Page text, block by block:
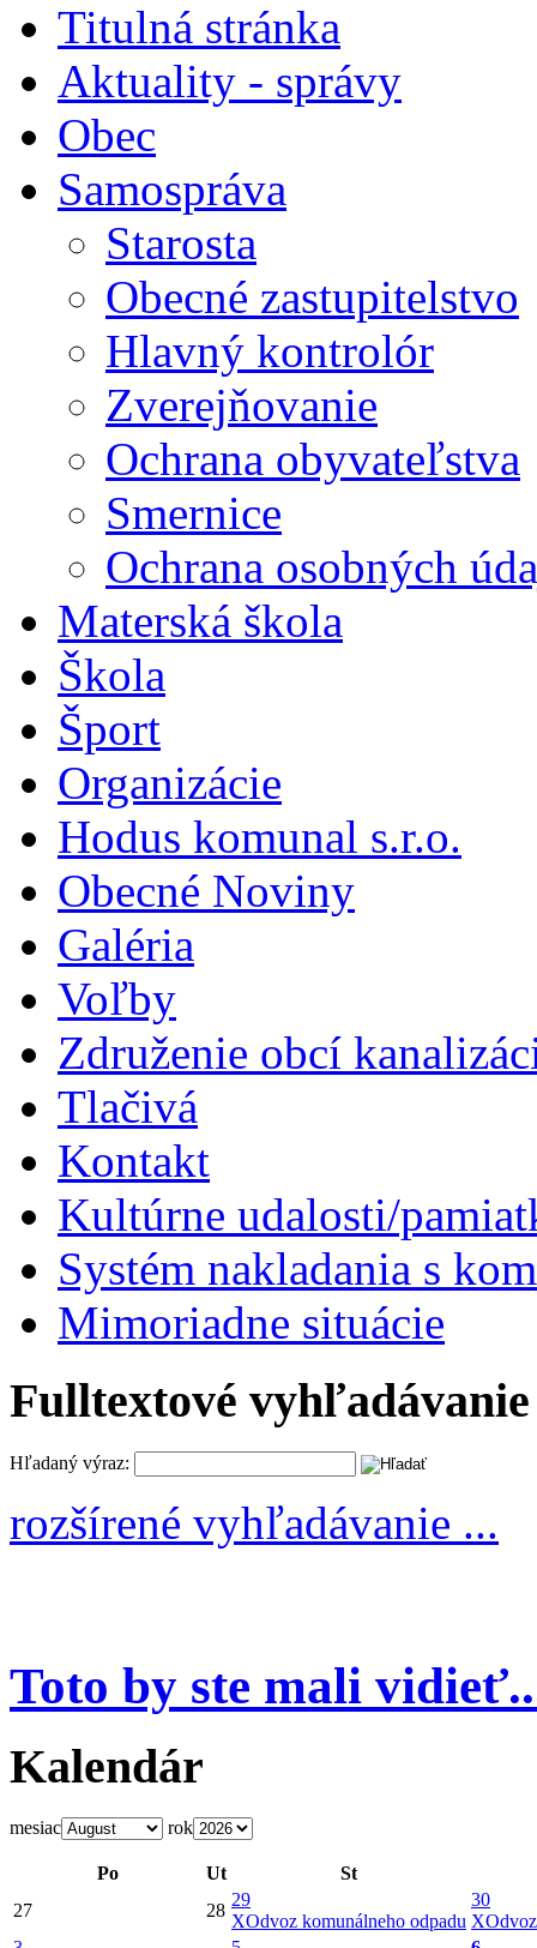
Titulná stránka
Aktuality - správy
Obec
Samospráva
Starosta
Obecné zastupitelstvo
Hlavný kontrolór
Zverejňovanie
Ochrana obyvateľstva
Smernice
Ochrana osobných
Materská škola
Škola
Šport
Organizácie
Hodus komunal s.r.o.
Obecné Noviny
Galéria
Voľby
Združenie obcí
Tlačivá
Kontakt
Kultúrne udalosti/
Systém nakladania s
Mimoriadne situácie
Fulltextové vyhľadávanie
Hľadaný výraz:
rozšírené vyhľadávanie ...
Toto by ste mali
Kalendár
mesiac rok
Po Ut
St
27
28
29
XOdvoz komunálneho odpadu
30
X